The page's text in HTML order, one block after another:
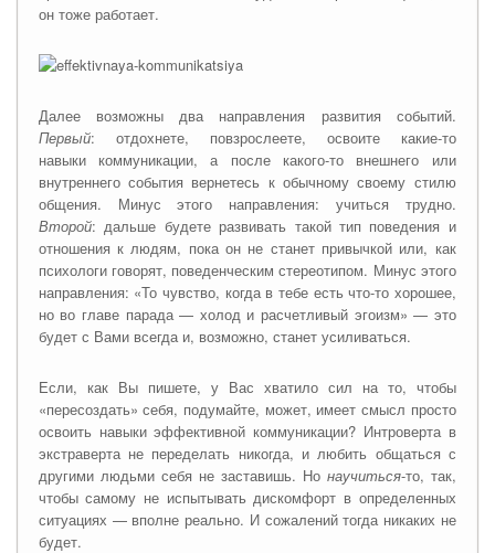
он тоже работает.
Далее возможны два направления развития событий.
Первый: отдохнете, повзрослеете, освоите какие-то
навыки коммуникации, а после какого-то внешнего или
внутреннего события вернетесь к обычному своему стилю
общения. Минус этого направления: учиться трудно.
Второй: дальше будете развивать такой тип поведения и
отношения к людям, пока он не станет привычкой или, как
психологи говорят, поведенческим стереотипом. Минус этого
направления: «То чувство, когда в тебе есть что-то хорошее,
но во главе парада — холод и расчетливый эгоизм» — это
будет с Вами всегда и, возможно, станет усиливаться.
Если, как Вы пишете, у Вас хватило сил на то, чтобы
«пересоздать» себя, подумайте, может, имеет смысл просто
освоить навыки эффективной коммуникации? Интроверта в
экстраверта не переделать никогда, и любить общаться с
другими людьми себя не заставишь. Нонаучиться-то, так,
чтобы самому не испытывать дискомфорт в определенных
ситуациях — вполне реально. И сожалений тогда никаких не
будет.